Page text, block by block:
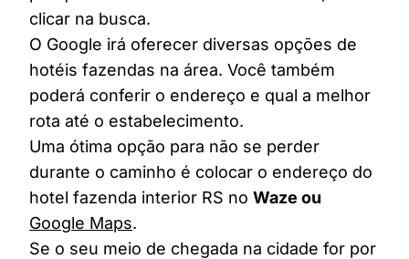
clicar na busca.
O Google irá oferecer diversas opções de
hotéis fazendas na área. Você também
poderá conferir o endereço e qual a melhor
rota até o estabelecimento.
Uma ótima opção para não se perder
durante o caminho é colocar o endereço do
hotel fazenda interior RS no Waze ou
Google Maps.
Se o seu meio de chegada na cidade for por